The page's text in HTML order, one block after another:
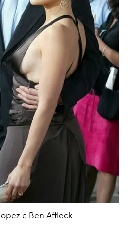
e Ben Affleck